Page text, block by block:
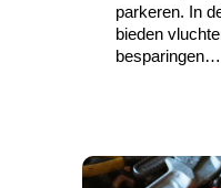
parkeren. In
bieden
besparingen…